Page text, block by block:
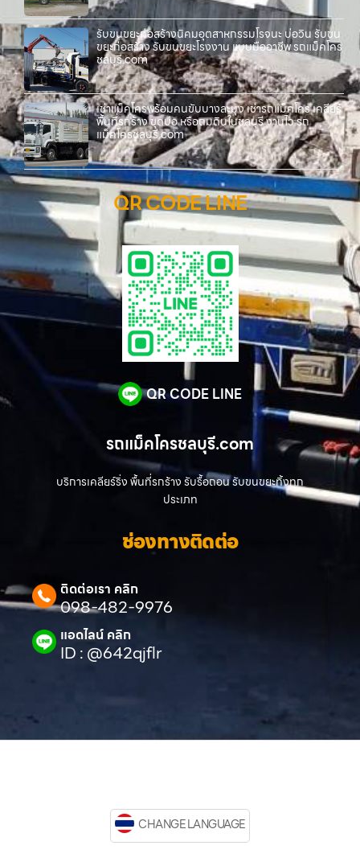
รับขนขยะก่อสร้างนิคมอุตสาหกรรมโรจนะ บ่อวิน รับขน
ขยะก่อสร้าง รับขนขยะโรงงาน แบบมืออาชีพ รถแม็คโคร
ชลบุรี.com
เช่าแม็คโครพร้อมคนขับบางละมุง เช่ารถแม็คโคร เคลียร์
พื้นที่รกร้าง ขุดบ่อ หรือถมดินในชลบุรี งานไว รถ
แม็คโครชลบุรี.com
QR CODE LINE
QR CODE LINE
รถแม็คโครชลบุรี.com
บริการเคลียร์ริ่ง พื้นที่รกร้าง รับรื้อถอน รับขนขยะทิ้งทุก
ประเภท
ช่องทางติดต่อ
ติดต่อเรา คลิก
098-482-9976
แอดไลน์ คลิก
ID : @642qjflr
CHANGE LANGUAGE